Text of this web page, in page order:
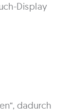
Display
dadurch